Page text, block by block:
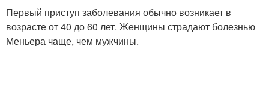
Первый приступ заболевания обычно возникает в
возрасте от 40 до 60 лет. Женщины страдают болезнью
Меньера чаще, чем мужчины.